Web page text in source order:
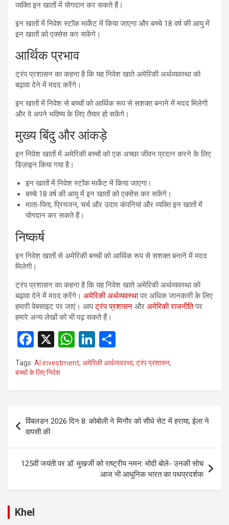
व्यक्ति इन खातों में योगदान कर सकते हैं।
इन खातों में निवेश स्टॉक मार्केट में किया जाएगा और बच्चे 18 वर्ष की आयु में
इन खातों को एक्सेस कर सकेंगे।
आर्थिक प्रभाव
ट्रंप प्रशासन का कहना है कि यह निवेश खाते अमेरिकी अर्थव्यवस्था को
बढ़ावा देने में मदद करेंगे।
इन खातों में निवेश से बच्चों को आर्थिक रूप से सशक्त बनाने में मदद मिलेगी
और वे अपने भविष्य के लिए तैयार हो सकेंगे।
मुख्य बिंदु और आंकड़े
इन निवेश खातों में अमेरिकी बच्चों को एक अच्छा जीवन प्रदान करने के लिए
डिज़ाइन किया गया है।
इन खातों में निवेश स्टॉक मार्केट में किया जाएगा।
बच्चे 18 वर्ष की आयु में इन खातों को एक्सेस कर सकेंगे।
माता-पिता, प्रियजन, चर्च और उदार कंपनियां और व्यक्ति इन खातों में
योगदान कर सकते हैं।
निष्कर्ष
इन निवेश खातों से अमेरिकी बच्चों को आर्थिक रूप से सशक्त बनाने में मदद
मिलेगी।
ट्रंप प्रशासन का कहना है कि यह निवेश खाते अमेरिकी अर्थव्यवस्था को
बढ़ावा देने में मदद करेंगे। अमेरिकी अर्थव्यवस्थापर अधिक जानकारी के लिए
हमारी वेबसाइट पर जाएं। आपट्रंप प्रशासन और अमेरिकी राजनीतिपर
हमारे अन्य लेखों को भी पढ़ सकते हैं।
F
a
ce
b
o
k
X
W
h
at
s
p
Li
n
ke
dI
ar
e
Tags: AI investment, अमेरिकी अर्थव्यवस्था, ट्रंप प्रशासन,
बच्चों के लिए निवेश
navigation
विंबलडन 2026 दिन 8: कोबोली ने मिनौर को सीधे सेट में हराया, ईला ने
वापसी की
125वीं जयंती पर डॉ. मुखर्जी को राष्ट्रीय नमन: मोदी बोले- उनकी सोच
आज भी आधुनिक भारत का पथप्रदर्शक
Khel